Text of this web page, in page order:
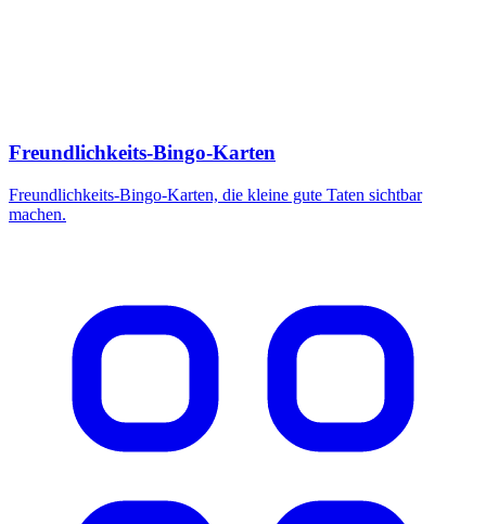
Freundlichkeits-Bingo-Karten
Freundlichkeits-Bingo-Karten, die kleine gute Taten sichtbar
machen.